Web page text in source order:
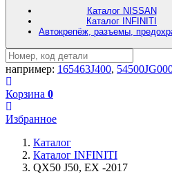
Каталог NISSAN
Каталог INFINITI
Автокрепёж, разъемы,
например: 165463J400,
Корзина 0
Избранное
Каталог
Каталог INFINITI
QX50 J50, EX -2017